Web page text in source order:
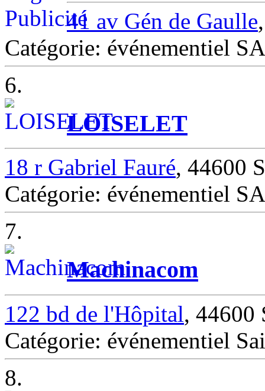
41 av Gén de Gaulle
Catégorie: événementiel
6.
LOISELET
18 r Gabriel Fauré, 44600
Catégorie: événementiel
7.
Machinacom
122 bd de l'Hôpital, 44600
Catégorie: événementiel
8.